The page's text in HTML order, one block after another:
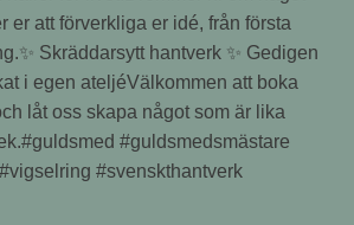
er att förverkliga er idé, från första
Skräddarsytt hantverk ✨ Gedigen
i egen ateljéVälkommen att boka
låt oss skapa något som är lika
#guldsmedsmästare
#svenskthantverk